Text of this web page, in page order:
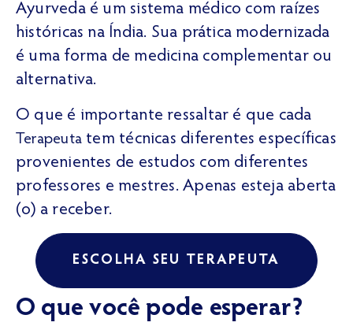
Ayurveda é um sistema médico com raízes
históricas na Índia. Sua prática modernizada
é uma forma de medicina complementar ou
alternativa.
O que é importante ressaltar é que cada
Terapeutatem técnicas diferentes específicas
provenientes de estudos com diferentes
professores e mestres. Apenas esteja aberta
(o) a receber.
ESCOLHA SEU TERAPEUTA
O que você pode esperar?